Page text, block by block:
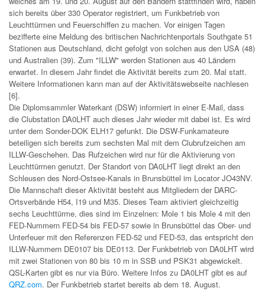
sich bereits über 330 Operator registriert, um Funkbetrieb von
Leuchttürmen und Feuerschiffen zu machen. Vor einigen Tagen
bezifferte eine Meldung des britischen Nachrichtenportals Southgate 51
Stationen aus Deutschland, dicht gefolgt von solchen aus den USA (48)
und Australien (39). Zum "ILLW" werden Stationen aus 40 Ländern
erwartet. In diesem Jahr findet die Aktivität bereits zum 20. Mal statt.
Weitere Informationen kann man auf der Aktivitätswebseite nachlesen
[6].
Die Diplomsammler Waterkant (DSW) informiert in einer E-Mail, dass
die Clubstation DA0LHT auch dieses Jahr wieder mit dabei ist. Es wird
unter dem Sonder-DOK ELH17 gefunkt. Die DSW-Funkamateure
beteiligen sich bereits zum sechsten Mal mit dem Clubrufzeichen am
ILLW-Geschehen. Das Rufzeichen wird nur für die Aktivierung von
Leuchttürmen genutzt. Der Standort von DA0LHT liegt direkt an den
Schleusen des Nord-Ostsee-Kanals in Brunsbüttel im Locator JO43NV.
Die Mannschaft dieser Aktivität besteht aus Mitgliedern der DARC-
Ortsverbände H54, I19 und M35. Dieses Team aktiviert gleichzeitig
sechs Leuchttürme, dies sind im Einzelnen: Mole 1 bis Mole 4 mit den
FED-Nummern FED-54 bis FED-57 sowie in Brunsbüttel das Ober- und
Unterfeuer mit den Referenzen FED-52 und FED-53, das entspricht den
ILLW-Nummern DE0107 bis DE0113. Der Funkbetrieb von DA0LHT wird
mit zwei Stationen von 80 bis 10 m in SSB und PSK31 abgewickelt.
QSL-Karten gibt es nur via Büro. Weitere Infos zu DA0LHT gibt es auf
QRZ.com. Der Funkbetrieb startet bereits ab dem 18. August.